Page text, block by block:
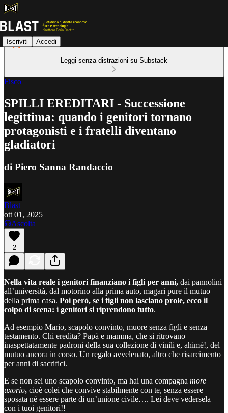
Iscriviti Accedi
Leggi senza distrazioni su Substack
Fisco
SPILLI EREDITARI - Successione
legittima: quando i genitori tornano
protagonisti e i fratelli diventano
gladiatori
di Piero Sanna Randaccio
Blast
ott 01, 2025
Ascolta
2
Nella vita reale i genitori finanziano i figli per anni, dai pannolini
all’università, dal motorino alla prima auto, magari pure il mutuo
della prima casa. Poi però, se i figli non lasciano prole, ecco il
colpo di scena: i genitori si riprendono tutto.
Ad esempio Mario, scapolo convinto, muore senza figli e senza
testamento. Chi eredita? Papà e mamma, che si ritrovano
inaspettatamente padroni della sua collezione di vinili e, ahimè!, del
mutuo ancora in corso. Un regalo avvelenato, altro che risarcimento
per anni di sacrifici.
E se non sei uno scapolo convinto, ma hai una compagna more
uxorio, cioè colei che convive stabilmente con te, senza essere
sposata né essere parte di un’unione civile…. Lei deve vedersela
con i tuoi genitori!!